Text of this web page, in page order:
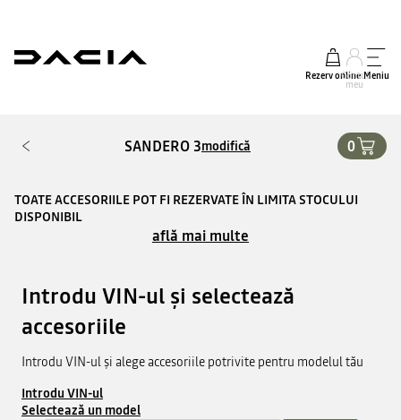
Rezerv online
Contul
meu
Meniu
SANDERO 3modifică 0
TOATE ACCESORIILE POT FI REZERVATE ÎN LIMITA STOCULUI
DISPONIBIL
află mai multe
Introdu VIN-ul și selectează
accesoriile
Introdu VIN-ul și alege accesoriile potrivite pentru modelul tău
Introdu VIN-ul
Selectează un model